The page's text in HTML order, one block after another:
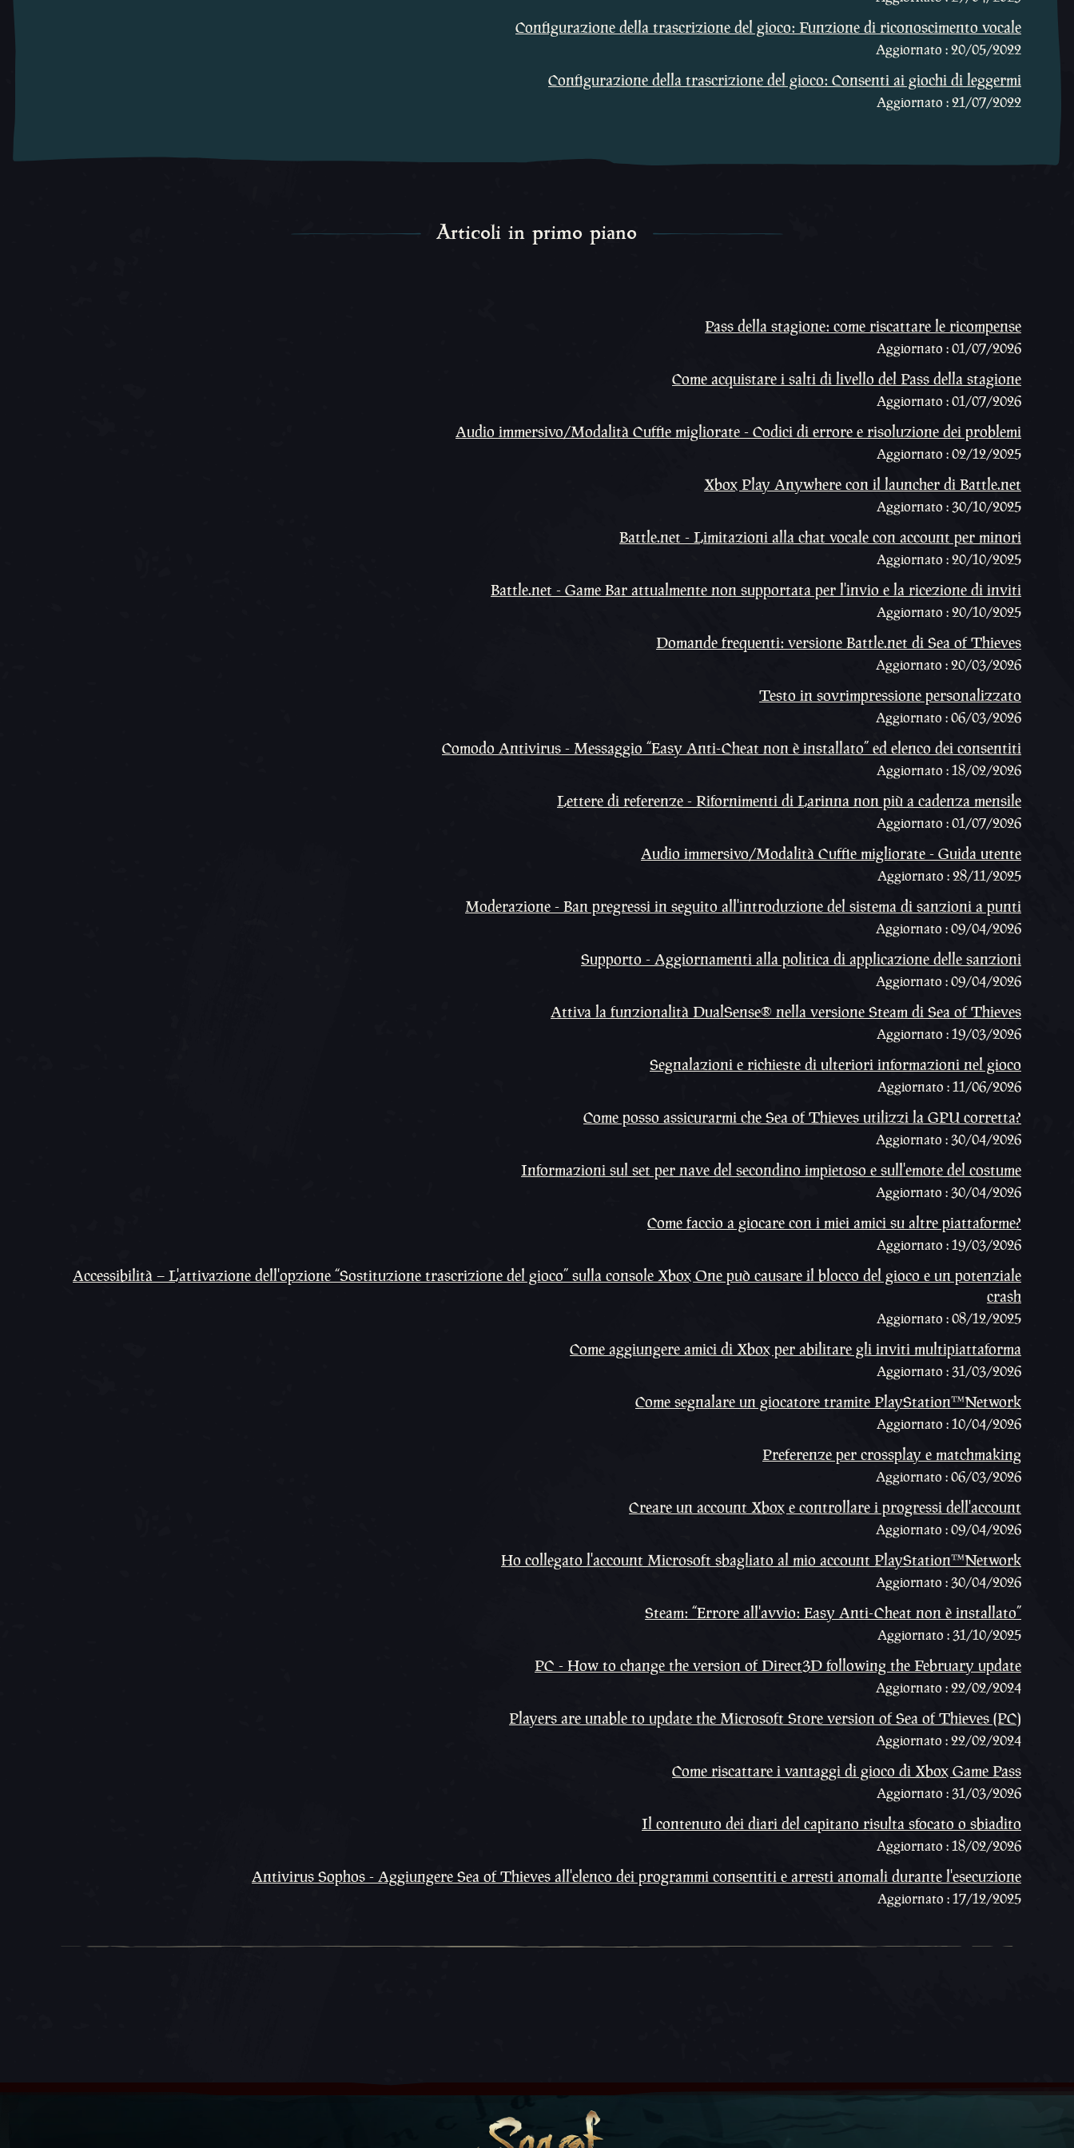
Configurazione della trascrizione del gioco: Funzione di riconoscimento vocale
Aggiornato : 20/05/2022
Configurazione della trascrizione del gioco: Consenti ai giochi di leggermi
Aggiornato : 21/07/2022
Articoli in primo piano
Pass della stagione: come riscattare le ricompense
Aggiornato : 01/07/2026
Come acquistare i salti di livello del Pass della stagione
Aggiornato : 01/07/2026
Audio immersivo/Modalità Cuffie migliorate - Codici di errore e risoluzione dei problemi
Aggiornato : 02/12/2025
Xbox Play Anywhere con il launcher di Battle.net
Aggiornato : 30/10/2025
Battle.net - Limitazioni alla chat vocale con account per minori
Aggiornato : 20/10/2025
Battle.net - Game Bar attualmente non supportata per l'invio e la ricezione di inviti
Aggiornato : 20/10/2025
Domande frequenti: versione Battle.net di Sea of Thieves
Aggiornato : 20/03/2026
Testo in sovrimpressione personalizzato
Aggiornato : 06/03/2026
Comodo Antivirus - Messaggio “Easy Anti-Cheat non è installato” ed elenco dei consentiti
Aggiornato : 18/02/2026
Lettere di referenze - Rifornimenti di Larinna non più a cadenza mensile
Aggiornato : 01/07/2026
Audio immersivo/Modalità Cuffie migliorate - Guida utente
Aggiornato : 28/11/2025
Moderazione - Ban pregressi in seguito all'introduzione del sistema di sanzioni a punti
Aggiornato : 09/04/2026
Supporto - Aggiornamenti alla politica di applicazione delle sanzioni
Aggiornato : 09/04/2026
Attiva la funzionalità DualSense® nella versione Steam di Sea of Thieves
Aggiornato : 19/03/2026
Segnalazioni e richieste di ulteriori informazioni nel gioco
Aggiornato : 11/06/2026
Come posso assicurarmi che Sea of Thieves utilizzi la GPU corretta?
Aggiornato : 30/04/2026
Informazioni sul set per nave del secondino impietoso e sull'emote del costume
Aggiornato : 30/04/2026
Come faccio a giocare con i miei amici su altre piattaforme?
Aggiornato : 19/03/2026
Accessibilità – L'attivazione dell'opzione “Sostituzione trascrizione del gioco” sulla console Xbox One può causare il blocco del gioco e un potenziale
crash
Aggiornato : 08/12/2025
Come aggiungere amici di Xbox per abilitare gli inviti multipiattaforma
Aggiornato : 31/03/2026
Come segnalare un giocatore tramite PlayStation™Network
Aggiornato : 10/04/2026
Preferenze per crossplay e matchmaking
Aggiornato : 06/03/2026
Creare un account Xbox e controllare i progressi dell'account
Aggiornato : 09/04/2026
Ho collegato l'account Microsoft sbagliato al mio account PlayStation™Network
Aggiornato : 30/04/2026
Steam: “Errore all'avvio: Easy Anti-Cheat non è installato”
Aggiornato : 31/10/2025
PC - How to change the version of Direct3D following the February update
Aggiornato : 22/02/2024
Players are unable to update the Microsoft Store version of Sea of Thieves (PC)
Aggiornato : 22/02/2024
Come riscattare i vantaggi di gioco di Xbox Game Pass
Aggiornato : 31/03/2026
Il contenuto dei diari del capitano risulta sfocato o sbiadito
Aggiornato : 18/02/2026
Antivirus Sophos - Aggiungere Sea of Thieves all'elenco dei programmi consentiti e arresti anomali durante l'esecuzione
Aggiornato : 17/12/2025